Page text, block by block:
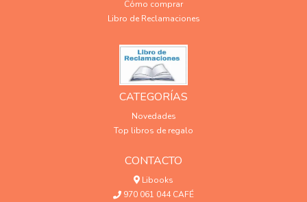
Cómo comprar
Libro de Reclamaciones
CATEGORÍAS
Novedades
Top libros de regalo
CONTACTO
Libooks
970 061 044 CAFÉ